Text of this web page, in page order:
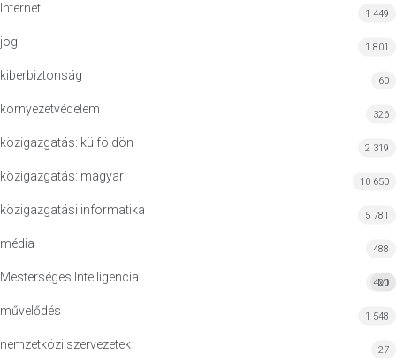
Internet 1 449
jog 1 801
kiberbiztonság 60
környezetvédelem 326
közigazgatás: külföldön 2 319
közigazgatás: magyar 10 650
közigazgatási informatika 5 781
média 488
Mesterséges Intelligencia MI
420
művelődés 1 548
nemzetközi szervezetek 27